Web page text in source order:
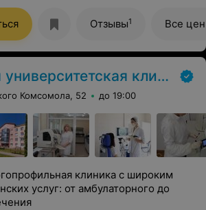
Отзывы1 Все
клиника
Комсомола, 52 до 19:00
клиника с широким
услуг: от амбулаторного до